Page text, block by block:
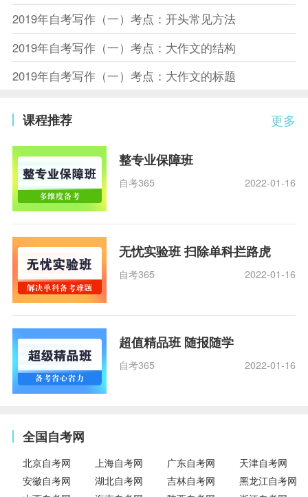
2019年自考写作（一）考点：开头常见方法
2019年自考写作（一）考点：大作文的结构
2019年自考写作（一）考点：大作文的标题
更多
课程推荐
整专业保障班
自考365 2022-01-16
无忧实验班 扫除单科拦路虎
自考365 2022-01-16
超值精品班 随报随学
自考365 2022-01-16
全国自考网
北京自考网 上海自考网 广东自考网
天津自考网
安徽自考网
湖北自考网 吉林自考网
黑龙江自考网